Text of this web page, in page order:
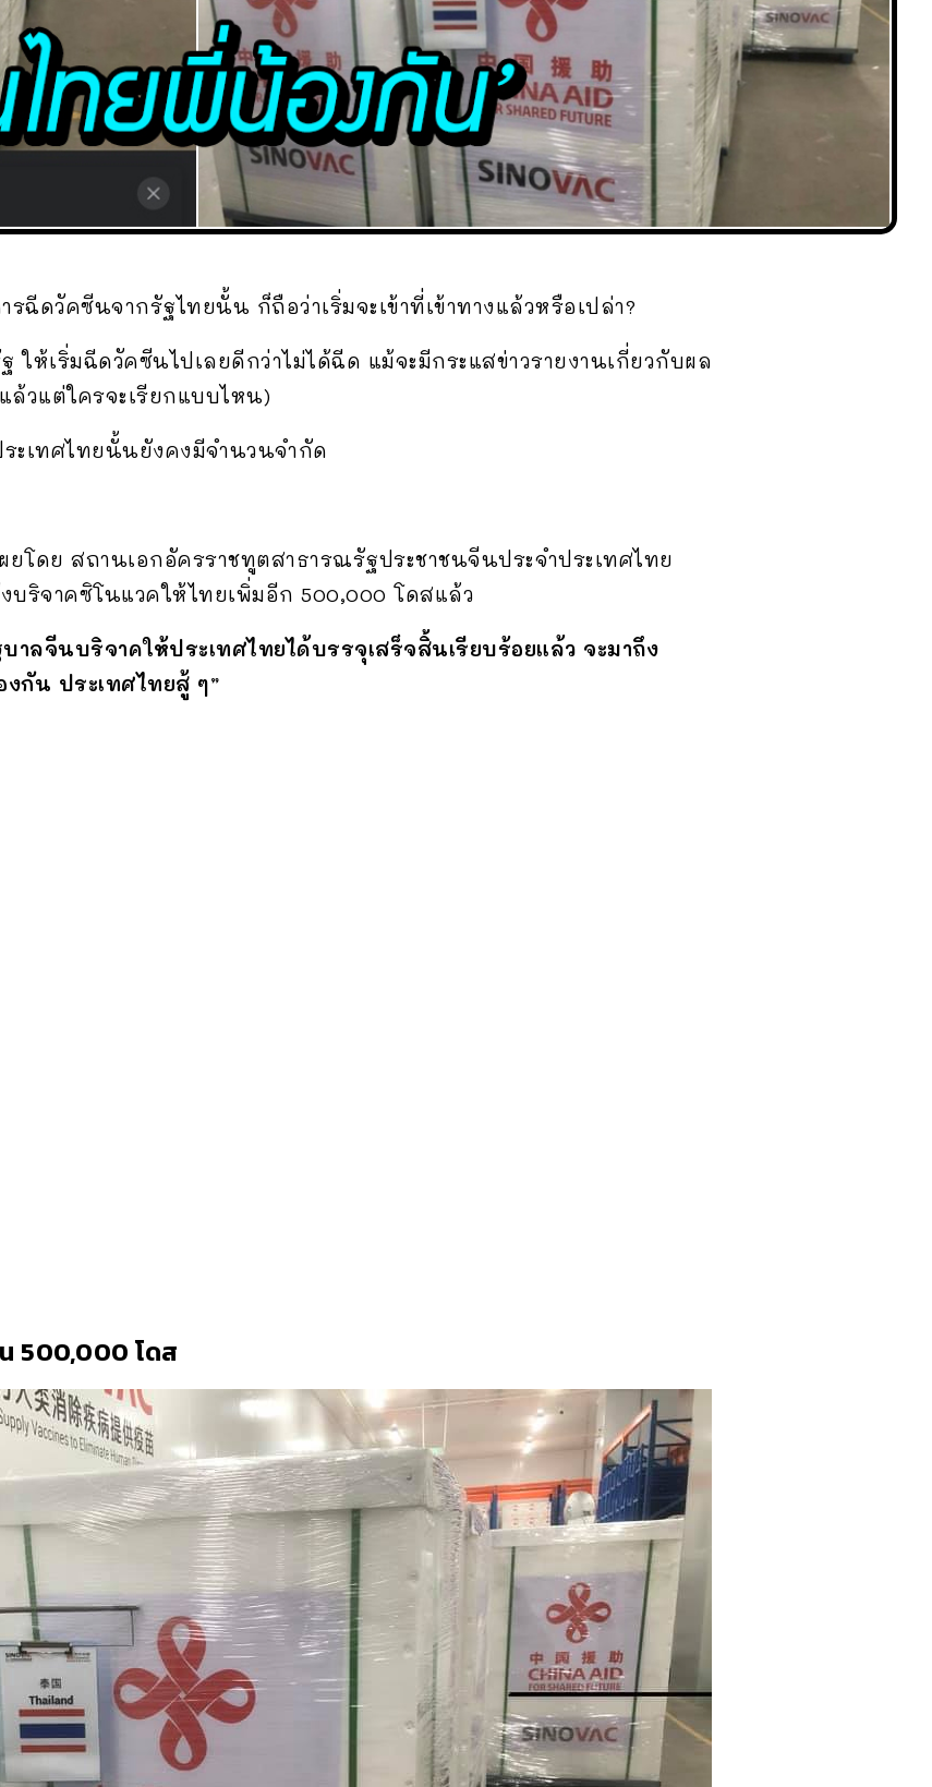
ฉีดวัคซีนจากรัฐไทยนั้น ก็ถือว่าเริ่มจะเข้าที่เข้าทางแล้วหรือเปล่า?
ให้เริ่มฉีดวัคซีนไปเลยดีกว่าไม่ได้ฉีด แม้จะมีกระแสข่าวรายงานเกี่ยวกับผล
ล้วแต่ใครจะเรียกแบบไหน)
เทศไทยนั้นยังคงมีจำนวนจำกัด
ยโดย สถานเอกอัครราชทูตสาธารณรัฐประชาชนจีนประจำประเทศไทย
บริจาคซิโนแวคให้ไทยเพิ่มอีก 500,000 โดสแล้ว
ลจีนบริจาคให้ประเทศไทยได้บรรจุเสร็จสิ้นเรียบร้อยแล้ว จะมาถึง
กัน ประเทศไทยสู้ ๆ”
500,000 โดส